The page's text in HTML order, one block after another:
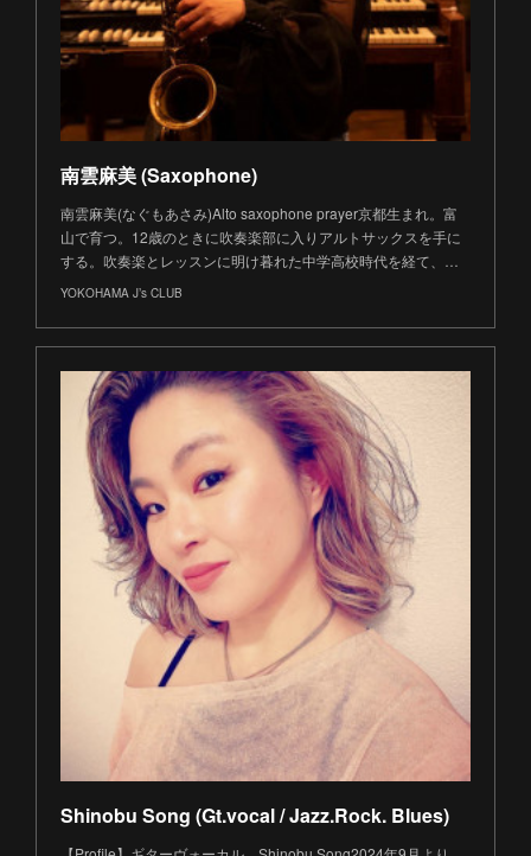
南雲麻美 (Saxophone)
南雲麻美(なぐもあさみ)Alto saxophone prayer京都生まれ。富
山で育つ。12歳のときに吹奏楽部に入りアルトサックスを手に
する。吹奏楽とレッスンに明け暮れた中学高校時代を経て、…
YOKOHAMA J’s CLUB
Shinobu Song (Gt.vocal / Jazz.Rock. Blues)